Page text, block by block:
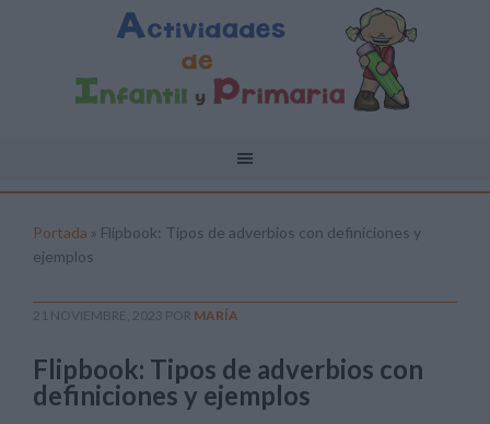
Portada » Flipbook: Tipos de adverbios con definiciones y
ejemplos
21 NOVIEMBRE, 2023 POR MARÍA
Flipbook: Tipos de adverbios con
definiciones y ejemplos